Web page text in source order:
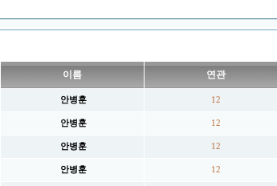
이름 연관
안병훈 12
안병훈 12
안병훈 12
안병훈 12